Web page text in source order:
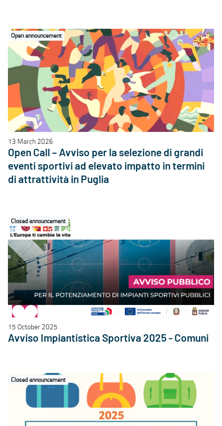
Open announcement
13 March 2026
Open Call – Avviso per la selezione di grandi
eventi sportivi ad elevato impatto in termini
di attrattività in Puglia
Closed announcement
15 October 2025
Avviso Impiantistica Sportiva 2025 - Comuni
Closed announcement